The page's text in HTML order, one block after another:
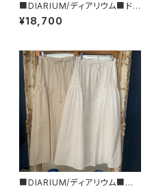
■DIARIUM/ディアリウム■ドラ
イツイルストレッチ・イージーパ
ンツ■2025年秋新作！
¥18,700
■DIARIUM/ディアリウム■コッ